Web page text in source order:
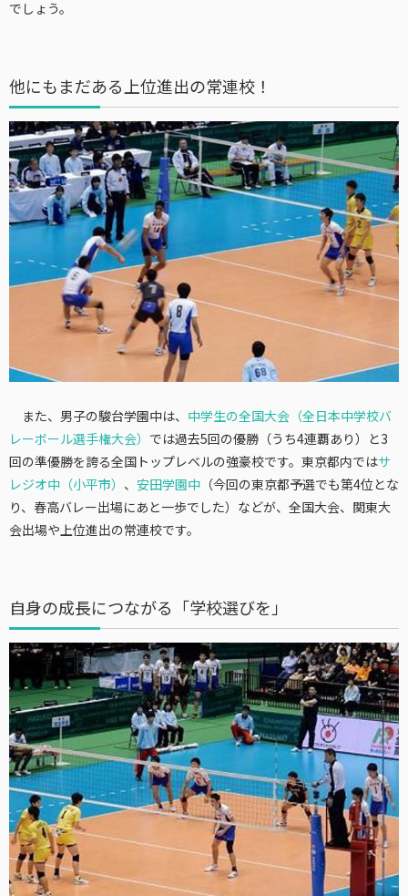
でしょう。
他にもまだある上位進出の常連校！
また、男子の駿台学園中は、 中学生の全国大会（全日本中学校バ
レーボール選手権大会） では過去5回の優勝（うち4連覇あり）と3
回の準優勝を誇る全国トップレベルの強豪校です。東京都内ではサ
レジオ中（小平市） 、 安田学園中 （今回の東京都予選でも第4位とな
り、春高バレー出場にあと一歩でした）などが、全国大会、関東大
会出場や上位進出の常連校です。
自身の成長につながる「学校選びを」